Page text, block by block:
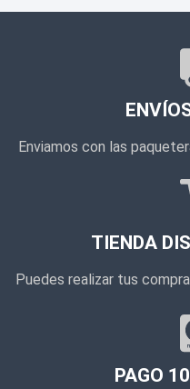
Enviamos con las
TIENDA
Puedes realizar tus
PAGO